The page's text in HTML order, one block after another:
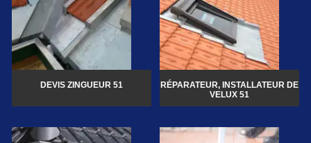
DEVIS ZINGUEUR 51
RÉPARATEUR, INSTALLATEUR DE
VELUX 51